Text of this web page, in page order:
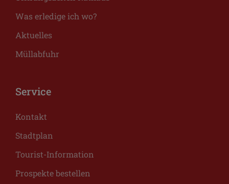
Was erledige ich wo?
Aktuelles
Müllabfuhr
Service
Kontakt
Stadtplan
Tourist-Information
Prospekte bestellen